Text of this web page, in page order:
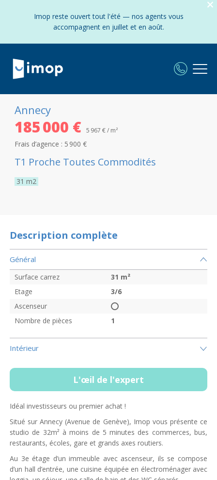
Imop reste ouvert tout l'été — nos agents vous
accompagnent en juillet et en août.
Annecy
185 000 € 5 967 € / m²
Frais d’agence : 5 900 €
T1 Proche Toutes Commodités
31 m2
Description complète
Général
Surface carrez 31 m²
Etage
3/6
Ascenseur
Nombre de pièces
1
Intérieur
L'œil de l'expert
Idéal investisseurs ou premier achat !
Situé sur Annecy (Avenue de Genève), Imop vous présente ce
studio de 32m² à moins de 5 minutes des commerces, bus,
restaurants, écoles, gare et grands axes routiers.
Au 3e étage d’un immeuble avec ascenseur, ils se compose
d’un hall d’entrée, une cuisine équipée en électroménager avec